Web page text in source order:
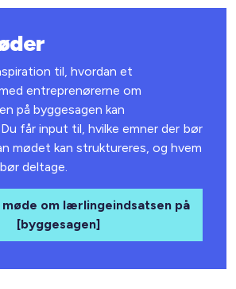
til, hvordan et
entreprenørerne om
på byggesagen kan
får input til, hvilke emner der bør
mødet kan struktureres, og hvem
deltage.
om lærlingeindsatsen på
[byggesagen]